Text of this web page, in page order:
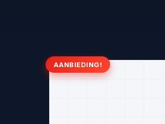
AANBIEDING!